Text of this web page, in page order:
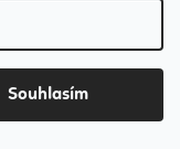
Souhlasím